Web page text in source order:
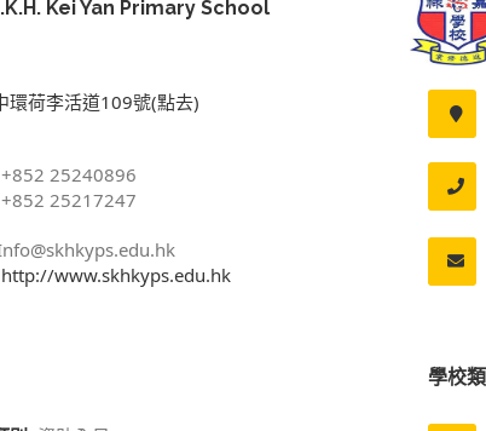
Kei Yan Primary School
環荷李活道109號(點去)
+852 25240896
+852 25217247
http://www.skhkyps.edu.hk
學校